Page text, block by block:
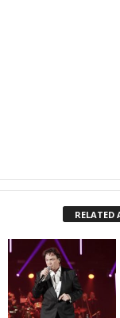
RELATED